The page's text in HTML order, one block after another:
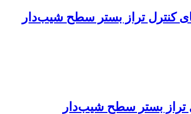
کنترل تراز بستر سطح شیب‌دار
بستر سطح شیب‌دار